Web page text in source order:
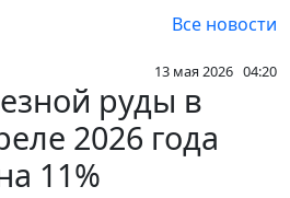
Все новости
13 мая 2026 04:20
руды в
2026 года
11%